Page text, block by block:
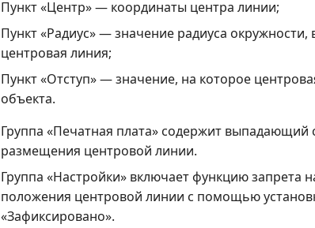
Пункт «Центр» — координаты центра линии;
Пункт «Радиус» — значение радиуса окружности,
центровая линия;
Пункт «Отступ» — значение, на которое
объекта.
Группа «Печатная плата» содержит выпадающий
размещения центровой линии.
Группа «Настройки» включает функцию запрета
положения центровой линии с помощью
«Зафиксировано».